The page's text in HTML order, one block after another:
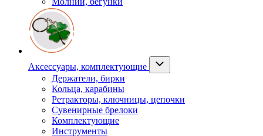
Аксессуары, комплектующие
Держатели, бирки
Кольца, карабины
Ретракторы, ключницы, цепочки
Сувенирные брелоки
Комплектующие
Инструменты